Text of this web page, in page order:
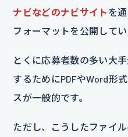
ナビなどのナビサイト を
フォーマットを公開してい
とくに応募者数の多い大
するためにPDFやWord形
スが一般的です。
ただし、こうしたファイ